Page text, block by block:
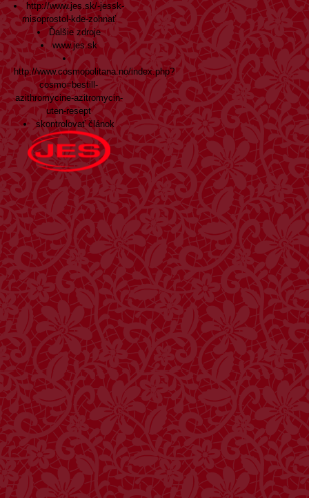
http://www.jes.sk/-jessk-
misoprostol-kde-zohnať
Ďalšie zdroje
www.jes.sk
http://www.cosmopolitana.no/index.php?
cosmo=bestill-
azithromycine-azitromycin-
uten-resept
skontrolovať článok